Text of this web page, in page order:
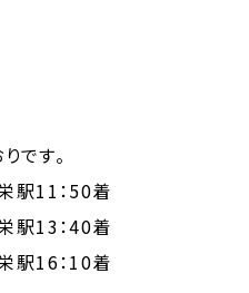
です。
11：50着
13：40着
16：10着